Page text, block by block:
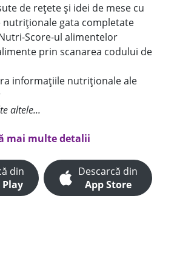
de rețete și idei de mese cu
gata completate
Score-ul alimentelor
prin scanarea codului de
informațiile nutriționale ale
altele...
mai multe detalii
din
Play
Descarcă din
App Store